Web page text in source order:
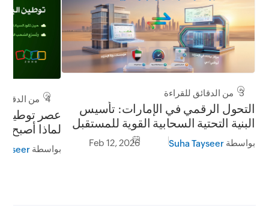
3 من الدقائق للقراءة
التحول الرقمي في الإمارات: تأسيس
البنية التحتية السحابية القوية للمستقبل
بواسطةSuha Tayseer
Feb 12, 2026
4 من الدقائق للقراءة
عصر توطين
لماذا أصبح
غنى عنها؟
بواسطة